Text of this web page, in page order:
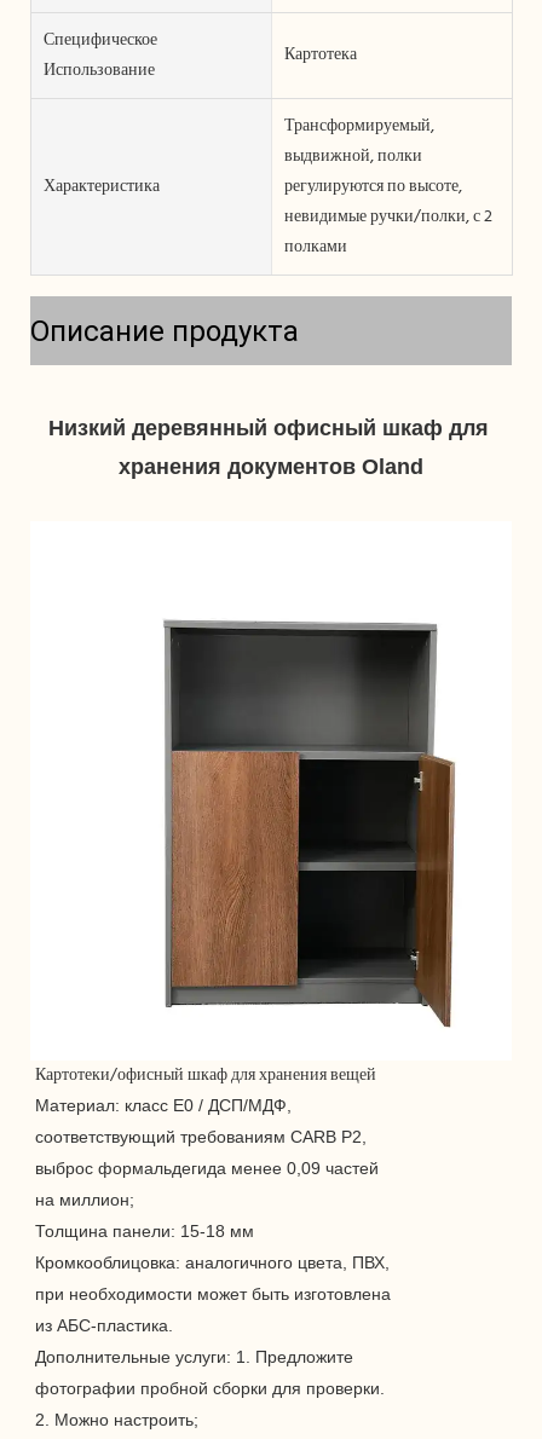
Специфическое
Использование
Картотека
Характеристика
Трансформируемый,
выдвижной, полки
регулируются по высоте,
невидимые ручки/полки, с 2
полками
Описание продукта
Низкий деревянный офисный шкаф для
Картотеки/офисный шкаф для хранения вещей
Материал: класс E0 / ДСП/МДФ,
соответствующий требованиям CARB P2,
выброс формальдегида менее 0,09 частей
на миллион;
Толщина панели: 15-18 мм
Кромкооблицовка: аналогичного цвета, ПВХ,
при необходимости может быть изготовлена ​​
из АБС-пластика.
Дополнительные услуги: 1. Предложите
фотографии пробной сборки для проверки.
2. Можно настроить;